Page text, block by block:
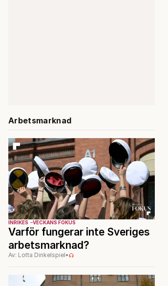
Arbetsmarknad
INRIKES VECKANS FOKUS
Varför fungerar inte Sveriges
arbetsmarknad?
Av: Lotta Dinkelspiel•